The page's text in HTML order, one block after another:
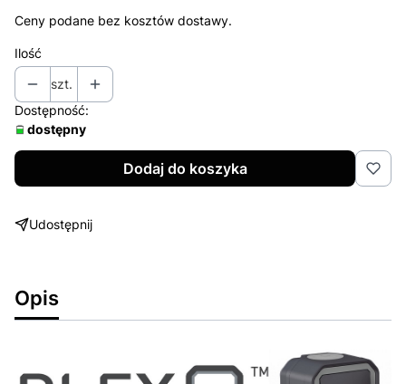
Ceny podane bez kosztów dostawy.
Ilość
szt.
Dostępność:
dostępny
Dodaj do koszyka
Udostępnij
Opis